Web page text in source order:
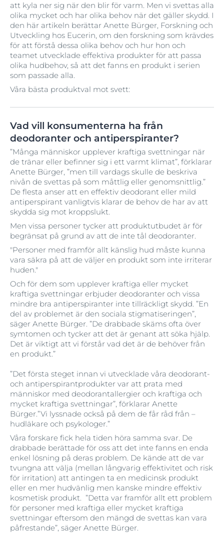
att kyla ner sig när den blir för varm. Men vi svettas alla
olika mycket och har olika behov när det gäller skydd. I
den här artikeln berättar Anette Bürger, Forskning och
Utveckling hos Eucerin, om den forskning som krävdes
för att förstå dessa olika behov och hur hon och
teamet utvecklade effektiva produkter för att passa
olika hudbehov, så att det fanns en produkt i serien
som passade alla.
Våra bästa produktval mot svett:
Vad vill konsumenterna ha från
deodoranter och antiperspiranter?
”Många människor upplever kraftiga svettningar när
de tränar eller befinner sig i ett varmt klimat”, förklarar
Anette Bürger, ”men till vardags skulle de beskriva
nivån de svettas på som måttlig eller genomsnittlig.”
De flesta anser att en effektiv deodorant eller mild
antiperspirant vanligtvis klarar de behov de har av att
skydda sig mot kroppslukt.
Men vissa personer tycker att produktutbudet är för
begränsat på grund av att de inte tål deodoranter.
"Personer med framför allt känslig hud måste kunna
vara säkra på att de väljer en produkt som inte irriterar
huden."
Och för dem som upplever kraftiga eller mycket
kraftiga svettningar erbjuder deodoranter och vissa
mindre bra antiperspiranter inte tillräckligt skydd. ”En
del av problemet är den sociala stigmatiseringen”,
säger Anette Bürger. ”De drabbade skäms ofta över
symtomen och tycker att det är genant att söka hjälp.
Det är viktigt att vi förstår vad det är de behöver från
en produkt.”
”Det första steget innan vi utvecklade våra deodorant-
och antiperspirantprodukter var att prata med
människor med deodorantallergier och kraftiga och
mycket kraftiga svettningar”, förklarar Anette
Bürger.”Vi lyssnade också på dem de får råd från –
hudläkare och psykologer.”
Våra forskare fick hela tiden höra samma svar. De
drabbade berättade för oss att det inte fanns en enda
enkel lösning på deras problem. De kände att de var
tvungna att välja (mellan långvarig effektivitet och risk
för irritation) att antingen ta en medicinsk produkt
eller en mer hudvänlig men kanske mindre effektiv
kosmetisk produkt. ”Detta var framför allt ett problem
för personer med kraftiga eller mycket kraftiga
svettningar eftersom den mängd de svettas kan vara
påfrestande”, säger Anette Bürger.